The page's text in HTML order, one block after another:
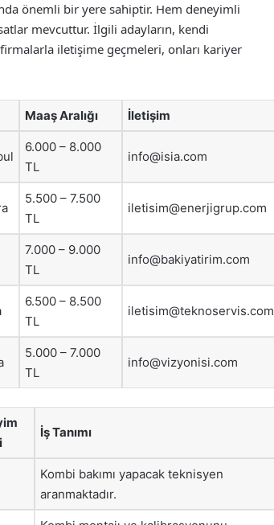
önemli bir yere sahiptir. Hem deneyimli
mevcuttur. İlgili adayların, kendi
iletişime geçmeleri, onları kariyer
Maaş Aralığı İletişim
6.000 – 8.000
TL
info@isia.com
5.500 – 7.500
TL
iletisim@enerjigrup.com
7.000 – 9.000
TL
info@bakiyatirim.com
6.500 – 8.500
TL
iletisim@teknoservis.com
5.000 – 7.000
TL
info@vizyonisi.com
İş Tanımı
Kombi bakımı yapacak teknisyen
aranmaktadır.